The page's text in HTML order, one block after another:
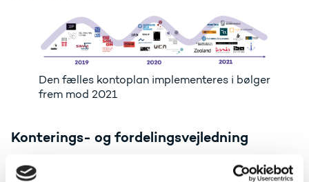
Den fælles kontoplan implementeres i bølger
frem mod 2021
Konterings- og fordelingsvejledning
fordelingsvejledning